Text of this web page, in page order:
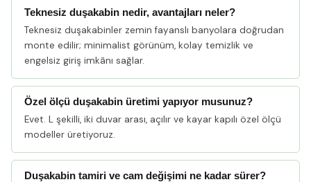
Teknesiz duşakabin nedir, avantajları neler?
Teknesiz duşakabinler zemin fayanslı banyolara doğrudan
monte edilir; minimalist görünüm, kolay temizlik ve
engelsiz giriş imkânı sağlar.
Özel ölçü duşakabin üretimi yapıyor musunuz?
Evet. L şekilli, iki duvar arası, açılır ve kayar kapılı özel ölçü
modeller üretiyoruz.
Duşakabin tamiri ve cam değişimi ne kadar sürer?